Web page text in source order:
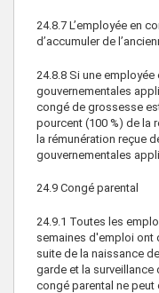
24.8.7 L’employée en
d’accumuler de
24.8.8 Si une
gouvernementales
congé de grossesse
pourcent (100 %) de la
la rémunération reçue
gouvernementales
24.9 Congé parental
24.9.1 Toutes les
semaines d'emploi ont
suite de la naissance
garde et la surveillance
congé parental ne